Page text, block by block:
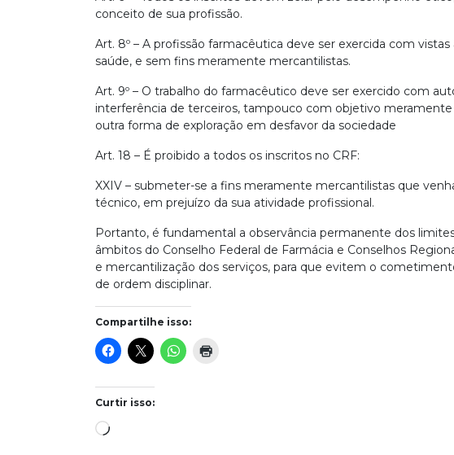
conceito de sua profissão.
Art. 8º – A profissão farmacêutica deve ser exercida com
saúde, e sem fins meramente mercantilistas.
Art. 9º – O trabalho do farmacêutico deve ser exercido com
interferência de terceiros, tampouco com objetivo meramente
outra forma de exploração em desfavor da sociedade
Art. 18 – É proibido a todos os inscritos no CRF:
XXIV – submeter-se a fins meramente mercantilistas que
técnico, em prejuízo da sua atividade profissional.
Portanto, é fundamental a observância permanente dos
âmbitos do Conselho Federal de Farmácia e Conselhos
e mercantilização dos serviços, para que evitem o
de ordem disciplinar.
Compartilhe isso:
Curtir isso:
Carregando...